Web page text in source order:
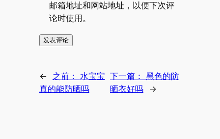
邮箱地址和网站地址，以便下次评
论时使用。
← 之前： 水宝宝
真的能防晒吗
下一篇： 黑色的防
晒衣好吗
→